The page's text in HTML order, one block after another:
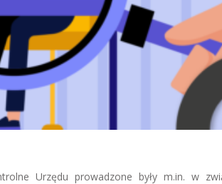
Urzędu prowadzone były m.in. w